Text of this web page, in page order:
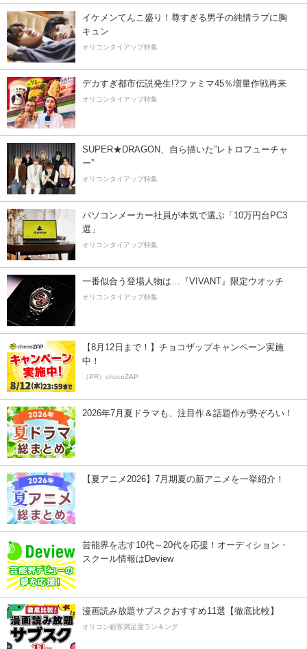
イケメンてんこ盛り！尊すぎる男子の純情ラブに胸
キュン
オリコンタイアップ特集
デカすぎ都市伝説発生!?ファミマ45％増量作戦再来
オリコンタイアップ特集
SUPER★DRAGON、自ら描いた”レトロフューチャ
ー”
オリコンタイアップ特集
パソコンメーカー社員が本気で選ぶ「10万円台PC3
選」
オリコンタイアップ特集
一番似合う登場人物は…『VIVANT』限定ウオッチ
オリコンタイアップ特集
【8月12日まで！】チョコザップキャンペーン実施
中！
（PR）chocoZAP
2026年7月夏ドラマも、注目作＆話題作が勢ぞろい！
【夏アニメ2026】7月期夏の新アニメを一挙紹介！
芸能界を志す10代～20代を応援！オーディション・
スクール情報はDeview
漫画読み放題サブスクおすすめ11選【徹底比較】
オリコン顧客満足度ランキング